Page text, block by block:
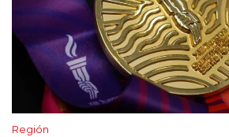
Región